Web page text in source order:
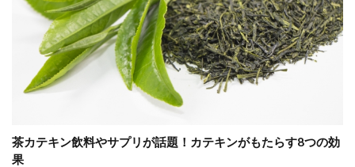
茶カテキン飲料やサプリが話題！カテキンがもたらす8つの効
果